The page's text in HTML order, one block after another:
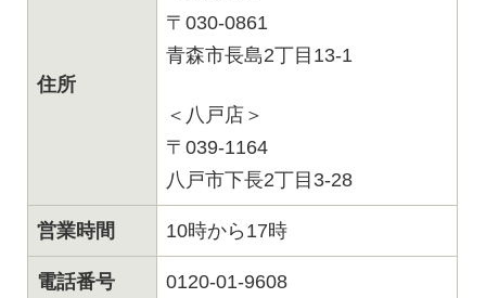
住所
〒030-0861
青森市長島2丁目13-1
＜八戸店＞
〒039-1164
八戸市下長2丁目3-28
営業時間 10時から17時
電話番号 0120-01-9608